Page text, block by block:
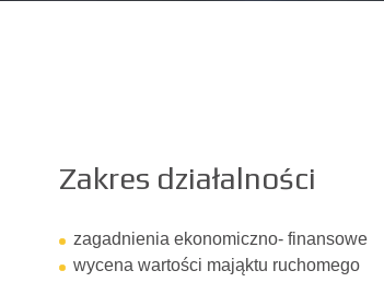
Zakres działalności
zagadnienia ekonomiczno- finansowe
wycena wartości mająktu ruchomego